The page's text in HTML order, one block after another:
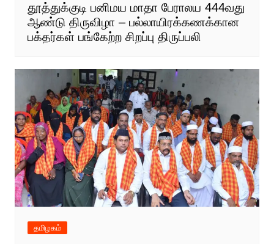
தூத்துக்குடி பனிமய மாதா பேராலய 444வது
ஆண்டு திருவிழா – பல்லாயிரக்கணக்கான
பக்தர்கள் பங்கேற்ற சிறப்பு திருப்பலி
தமிழகம்